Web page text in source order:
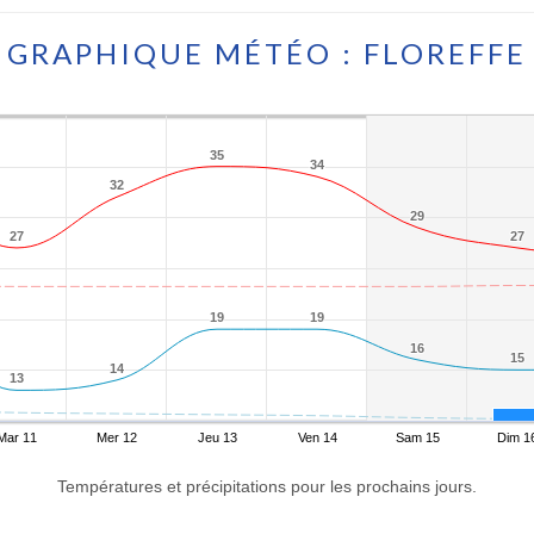
GRAPHIQUE MÉTÉO : FLOREFFE
27
27
32
32
35
35
34
34
29
29
27
27
13
13
14
14
19
19 19
19
16
16
15
15
11 Mer 12 Jeu 13 Ven 14 Sam 15 Dim
Températures et précipitations pour les prochains jours.